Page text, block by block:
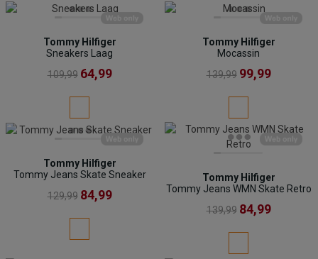
Tommy Hilfiger
Sneakers Laag
109,99 64,99
Tommy Hilfiger
Mocassin
139,99 99,99
Tommy Hilfiger
Tommy Jeans Skate Sneaker
129,99 84,99
Tommy Hilfiger
Tommy Jeans WMN Skate Retro
139,99 84,99